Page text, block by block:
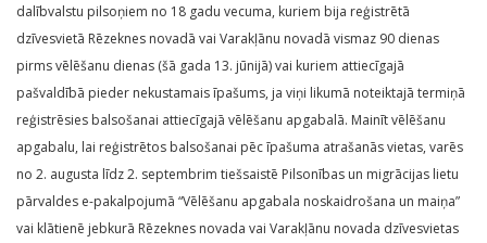
dalībvalstu pilsoņiem no 18 gadu vecuma, kuriem bija reģistrētā
dzīvesvietā Rēzeknes novadā vai Varakļānu novadā vismaz 90 dienas
pirms vēlēšanu dienas (šā gada 13. jūnijā) vai kuriem attiecīgajā
pašvaldībā pieder nekustamais īpašums, ja viņi likumā noteiktajā termiņā
reģistrēsies balsošanai attiecīgajā vēlēšanu apgabalā. Mainīt vēlēšanu
apgabalu, lai reģistrētos balsošanai pēc īpašuma atrašanās vietas, varēs
no 2. augusta līdz 2. septembrim tiešsaistē Pilsonības un migrācijas lietu
pārvaldes e-pakalpojumā “Vēlēšanu apgabala noskaidrošana un maiņa”
vai klātienē jebkurā Rēzeknes novada vai Varakļānu novada dzīvesvietas